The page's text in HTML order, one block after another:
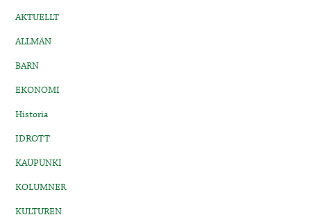
AKTUELLT
ALLMÄN
BARN
EKONOMI
Historia
IDROTT
KAUPUNKI
KOLUMNER
KULTUREN